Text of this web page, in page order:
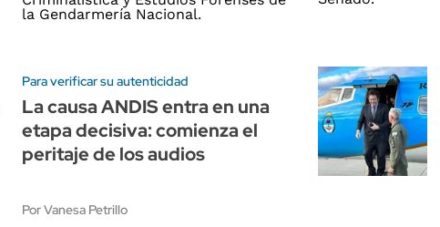
Para verificar su autenticidad
La causa ANDIS entra en una
etapa decisiva: comienza el
peritaje de los audios
Por Vanesa Petrillo